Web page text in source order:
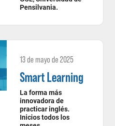
Pensilvania.
13 de mayo de 2025
Smart Learning
La forma más
innovadora de
practicar inglés.
Inicios todos los